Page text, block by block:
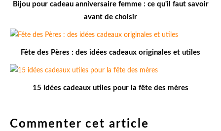
Bijou pour cadeau anniversaire femme : ce qu'il faut savoir
avant de choisir
Fête des Pères : des idées cadeaux originales et utiles
15 idées cadeaux utiles pour la fête des mères
Commenter cet article